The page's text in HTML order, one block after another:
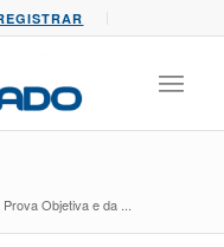
Objetiva e da ...